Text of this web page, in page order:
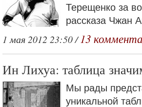
Терещенко за
рассказа Чжан
1 мая 2012 23:50 /13
Ин Лихуа: таблица
Мы рады
уникальной